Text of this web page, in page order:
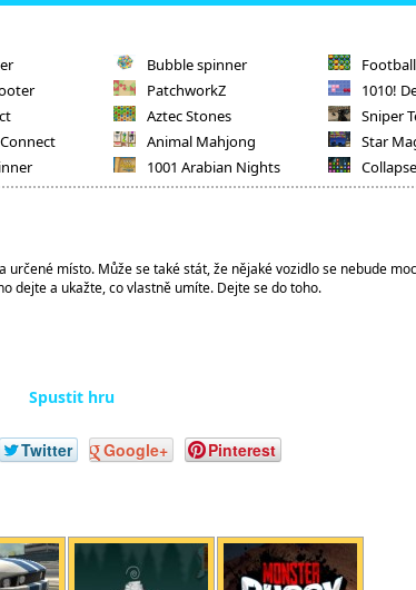
Bubble spinner
PatchworkZ
Aztec Stones
Animal Mahjong
1001 Arabian Nights
1010!
Sniper
Star
určené místo. Může se také stát, že nějaké vozidlo se nebude
dejte a ukažte, co vlastně umíte. Dejte se do toho.
Spustit hru
Twitter Google+ Pinterest